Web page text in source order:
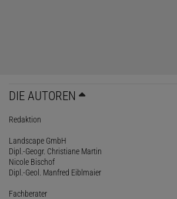
DIE AUTOREN
Redaktion
Landscape GmbH
Dipl.-Geogr. Christiane Martin
Nicole Bischof
Dipl.-Geol. Manfred Eiblmaier
Fachberater